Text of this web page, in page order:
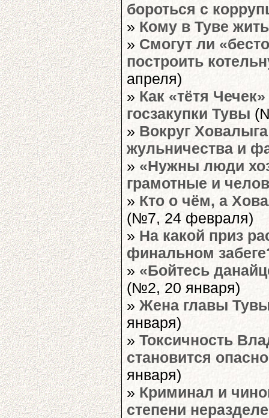
бороться с
» Кому в Туве
» Смогут ли
построить
апреля)
» Как «тётя
госзакупки Тувы
» Вокруг
жульничества и
» «Нужны люди
грамотные и
» Кто о чём, а
(№7, 24 февраля)
» На какой приз
финальном
» «Бойтесь
(№2, 20 января)
» Жена главы
января)
» Токсичность
становится
января)
» Криминал и
степени